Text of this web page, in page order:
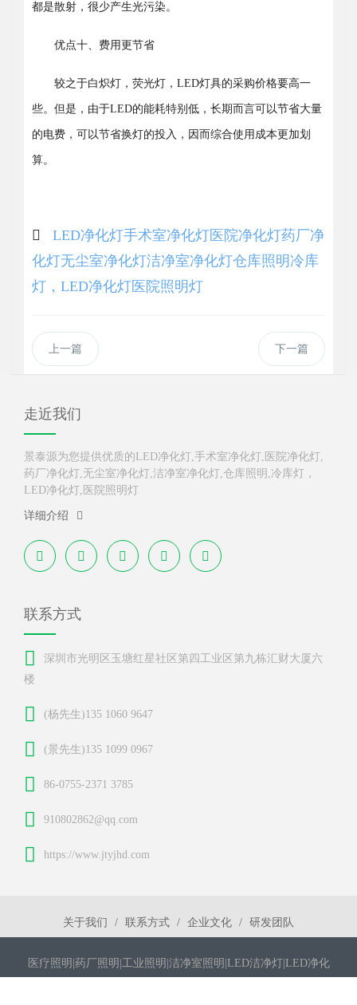
都是散射，很少产生光污染。
优点十、费用更节省
较之于白炽灯，荧光灯，LED灯具的采购价格要高一
些。但是，由于LED的能耗特别低，长期而言可以节省大量
的电费，可以节省换灯的投入，因而综合使用成本更加划
算。
LED净化灯手术室净化灯医院净化灯药厂净
化灯无尘室净化灯洁净室净化灯仓库照明冷库
灯，LED净化灯医院照明灯
上一篇 下一篇
走近我们
景泰源为您提供优质的LED净化灯,手术室净化灯,医院净化灯,
药厂净化灯,无尘室净化灯,洁净室净化灯,仓库照明,冷库灯，
LED净化灯,医院照明灯
详细介绍
联系方式
深圳市光明区玉塘红星社区第四工业区第九栋汇财大厦六
楼
(杨先生)135 1060 9647
(景先生)135 1099 0967
86-0755-2371 3785
910802862@qq.com
https://www.jtyjhd.com
关于我们 联系方式 企业文化 研发团队
医疗照明|药厂照明|工业照明|洁净室照明|LED洁净灯|LED净化